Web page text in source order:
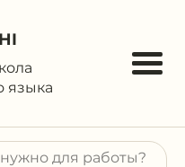
языка
нужно для работы?